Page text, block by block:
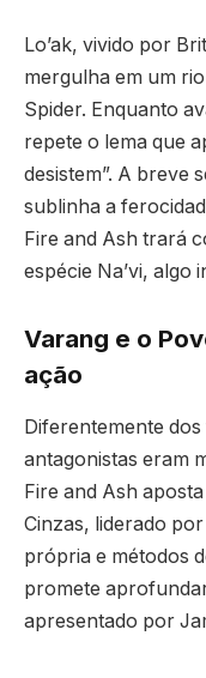
Lo’ak, vivido por
mergulha em um
Spider. Enquanto
repete o lema que
desistem”. A breve
sublinha a
Fire and Ash trará
espécie Na’vi, algo
Varang e o
ação
Diferentemente
antagonistas eram
Fire and Ash
Cinzas, liderado
própria e métodos
promete
apresentado por